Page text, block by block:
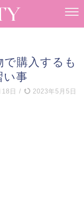
購入するも
い事
日 / 2023年5月5日